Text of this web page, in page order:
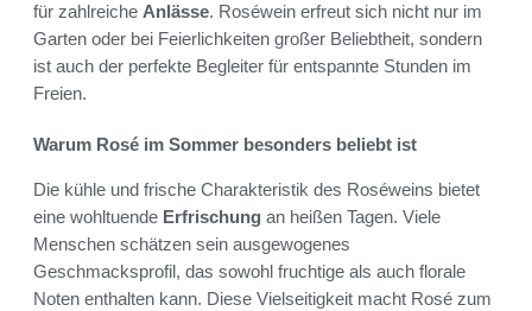
für zahlreiche Anlässe. Roséwein erfreut sich nicht nur im
Garten oder bei Feierlichkeiten großer Beliebtheit, sondern
ist auch der perfekte Begleiter für entspannte Stunden im
Freien.
Warum Rosé im Sommer besonders beliebt ist
Die kühle und frische Charakteristik des Roséweins bietet
eine wohltuende Erfrischung an heißen Tagen. Viele
Menschen schätzen sein ausgewogenes
Geschmacksprofil, das sowohl fruchtige als auch florale
Noten enthalten kann. Diese Vielseitigkeit macht Rosé zum